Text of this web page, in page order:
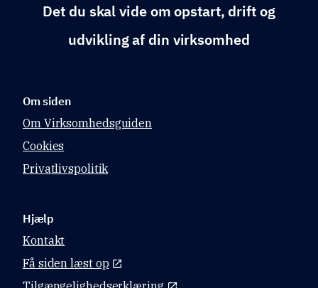
Det du skal vide om opstart, drift og
udvikling af din virksomhed
Om siden
Om Virksomhedsguiden
Cookies
Privatlivspolitik
Hjælp
Kontakt
Få siden læst op